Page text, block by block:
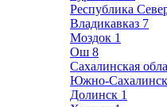
Республика
Владикавказ 7
Моздок 1
Ош 8
Сахалинская
Южно-Сахалинск
Долинск 1